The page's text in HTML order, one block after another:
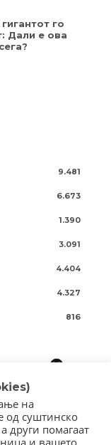
го
Дали е ова
9.481
6.673
1.390
3.091
4.404
4.327
816
на
од суштинско
други помагаат
и вашето